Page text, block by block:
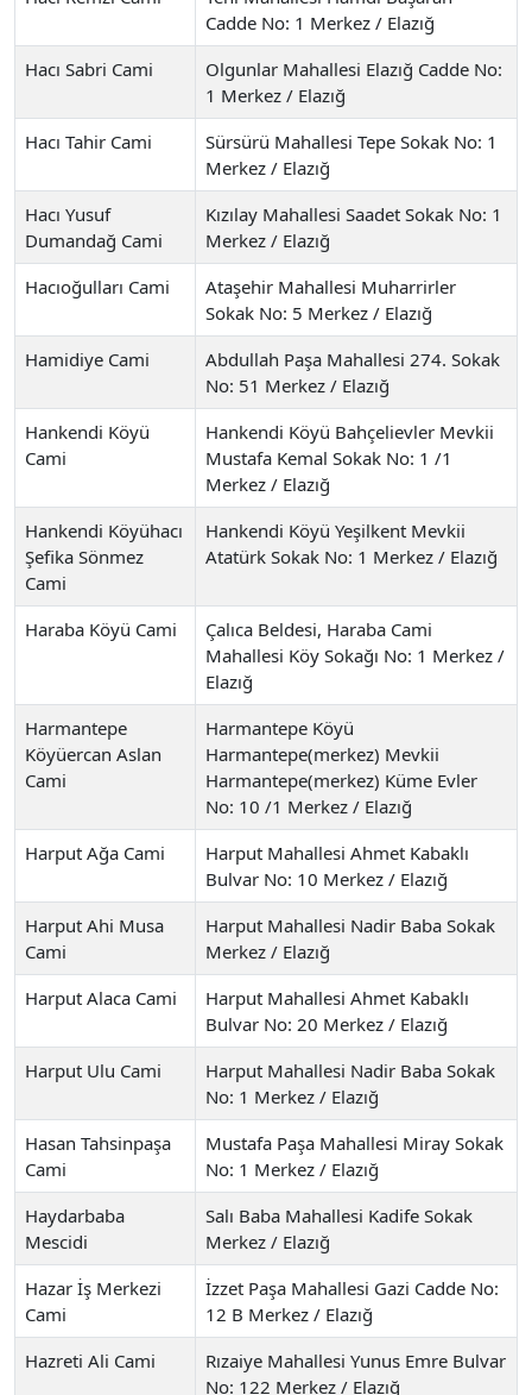
Cadde No: 1 Merkez / Elazığ
Hacı Sabri Cami
Olgunlar Mahallesi Elazığ Cadde No:
1 Merkez / Elazığ
Hacı Tahir Cami
Sürsürü Mahallesi Tepe Sokak No: 1
Merkez / Elazığ
Hacı Yusuf
Dumandağ Cami
Kızılay Mahallesi Saadet Sokak No: 1
Merkez / Elazığ
Hacıoğulları Cami
Ataşehir Mahallesi Muharrirler
Sokak No: 5 Merkez / Elazığ
Hamidiye Cami
Abdullah Paşa Mahallesi 274. Sokak
No: 51 Merkez / Elazığ
Hankendi Köyü
Cami
Hankendi Köyü Bahçelievler Mevkii
Mustafa Kemal Sokak No: 1 /1
Merkez / Elazığ
Hankendi Köyühacı
Şefika Sönmez
Cami
Hankendi Köyü Yeşilkent Mevkii
Atatürk Sokak No: 1 Merkez / Elazığ
Haraba Köyü Cami
Çalıca Beldesi, Haraba Cami
Mahallesi Köy Sokağı No: 1 Merkez /
Elazığ
Harmantepe
Köyüercan Aslan
Cami
Harmantepe Köyü
Harmantepe(merkez) Mevkii
Harmantepe(merkez) Küme Evler
No: 10 /1 Merkez / Elazığ
Harput Ağa Cami
Harput Mahallesi Ahmet Kabaklı
Bulvar No: 10 Merkez / Elazığ
Harput Ahi Musa
Cami
Harput Mahallesi Nadir Baba Sokak
Merkez / Elazığ
Harput Alaca Cami
Harput Mahallesi Ahmet Kabaklı
Bulvar No: 20 Merkez / Elazığ
Harput Ulu Cami
Harput Mahallesi Nadir Baba Sokak
No: 1 Merkez / Elazığ
Hasan Tahsinpaşa
Cami
Mustafa Paşa Mahallesi Miray Sokak
No: 1 Merkez / Elazığ
Haydarbaba
Mescidi
Salı Baba Mahallesi Kadife Sokak
Merkez / Elazığ
Hazar İş Merkezi
Cami
İzzet Paşa Mahallesi Gazi Cadde No:
12 B Merkez / Elazığ
Hazreti Ali Cami
Rızaiye Mahallesi Yunus Emre Bulvar
No: 122 Merkez / Elazığ